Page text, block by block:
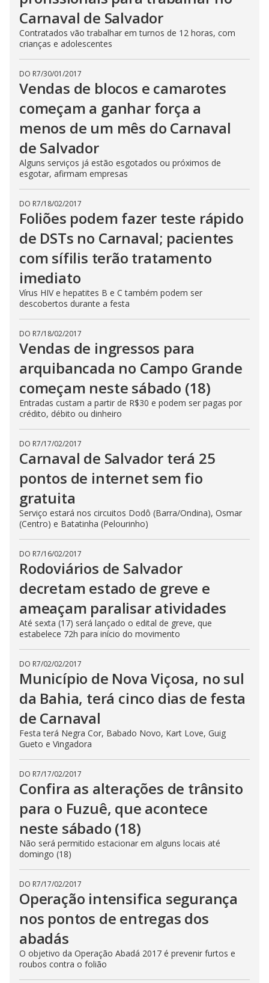
Carnaval de Salvador
Contratados vão trabalhar em turnos de 12 horas, com
crianças e adolescentes
DO R7/30/01/2017
Vendas de blocos e camarotes
começam a ganhar força a
menos de um mês do Carnaval
de Salvador
Alguns serviços já estão esgotados ou próximos de
esgotar, afirmam empresas
DO R7/18/02/2017
Foliões podem fazer teste rápido
de DSTs no Carnaval; pacientes
com sífilis terão tratamento
imediato
Vírus HIV e hepatites B e C também podem ser
descobertos durante a festa
DO R7/18/02/2017
Vendas de ingressos para
arquibancada no Campo Grande
começam neste sábado (18)
Entradas custam a partir de R$30 e podem ser pagas por
crédito, débito ou dinheiro
DO R7/17/02/2017
Carnaval de Salvador terá 25
pontos de internet sem fio
gratuita
Serviço estará nos circuitos Dodô (Barra/Ondina), Osmar
(Centro) e Batatinha (Pelourinho)
DO R7/16/02/2017
Rodoviários de Salvador
decretam estado de greve e
ameaçam paralisar atividades
Até sexta (17) será lançado o edital de greve, que
estabelece 72h para início do movimento
DO R7/02/02/2017
Município de Nova Viçosa, no sul
da Bahia, terá cinco dias de festa
de Carnaval
Festa terá Negra Cor, Babado Novo, Kart Love, Guig
Gueto e Vingadora
DO R7/17/02/2017
Confira as alterações de trânsito
para o Fuzuê, que acontece
neste sábado (18)
Não será permitido estacionar em alguns locais até
domingo (18)
DO R7/17/02/2017
Operação intensifica segurança
nos pontos de entregas dos
abadás
O objetivo da Operação Abadá 2017 é prevenir furtos e
roubos contra o folião